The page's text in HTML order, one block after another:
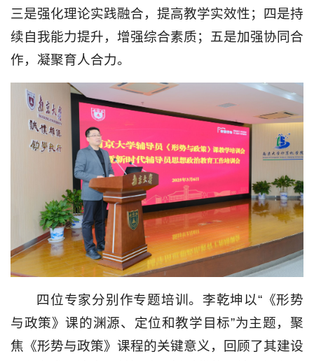
三是强化理论实践融合，提高教学实效性；四是持
续自我能力提升，增强综合素质；五是加强协同合
作，凝聚育人合力。
四位专家分别作专题培训。李乾坤以“《形势
与政策》课的渊源、定位和教学目标”为主题，聚
焦《形势与政策》课程的关键意义，回顾了其建设